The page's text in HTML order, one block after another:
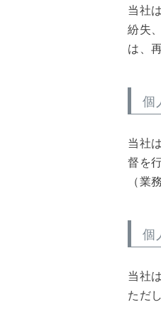
当社
紛失
は、
個
当社
督を
（業
個
当社
ただ